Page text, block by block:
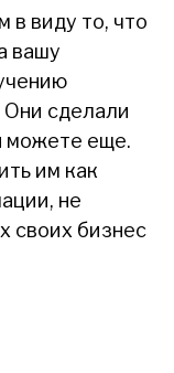
в виду то, что
вашу
сделали
можете еще.
им как
не
своих бизнес